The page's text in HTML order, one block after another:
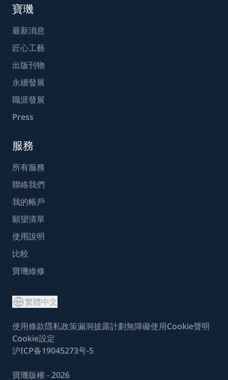
寶璣
最新消息
匠心工藝
出版刊物
永續發展
職涯發展
Press
服務
所有服務
聯絡我們
我的帳戶
願望清單
使用說明
比較
寶璣維修
繁體中文
使用條款隱私政策漏洞披露計劃無障礙使用Cookie聲明
Cookie設定
沪ICP备19045273号-5
寶璣版權 - 2026